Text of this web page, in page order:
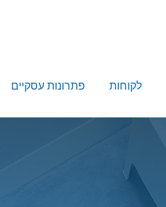
פתרונות עסקיים לקוחות